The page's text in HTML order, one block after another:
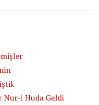
Nur-i Huda Geldi